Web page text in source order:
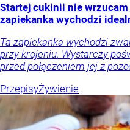
Startej cukinii nie
zapiekanka wychodzi
Ta zapiekanka wychodzi
przy krojeniu. Wystarczy
przed połączeniem jej z
PrzepisyŻywienie